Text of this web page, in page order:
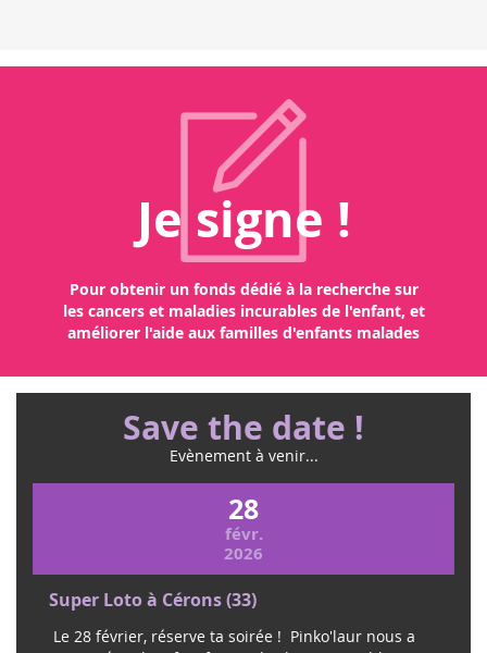
Je signe !
Pour obtenir un fonds dédié à la recherche sur
les cancers et maladies incurables de l'enfant, et
améliorer l'aide aux familles d'enfants malades
Save the date !
Evènement à venir...
28
févr.
2026
Super Loto à Cérons (33)
Le 28 février, réserve ta soirée ! Pinko'laur nous a